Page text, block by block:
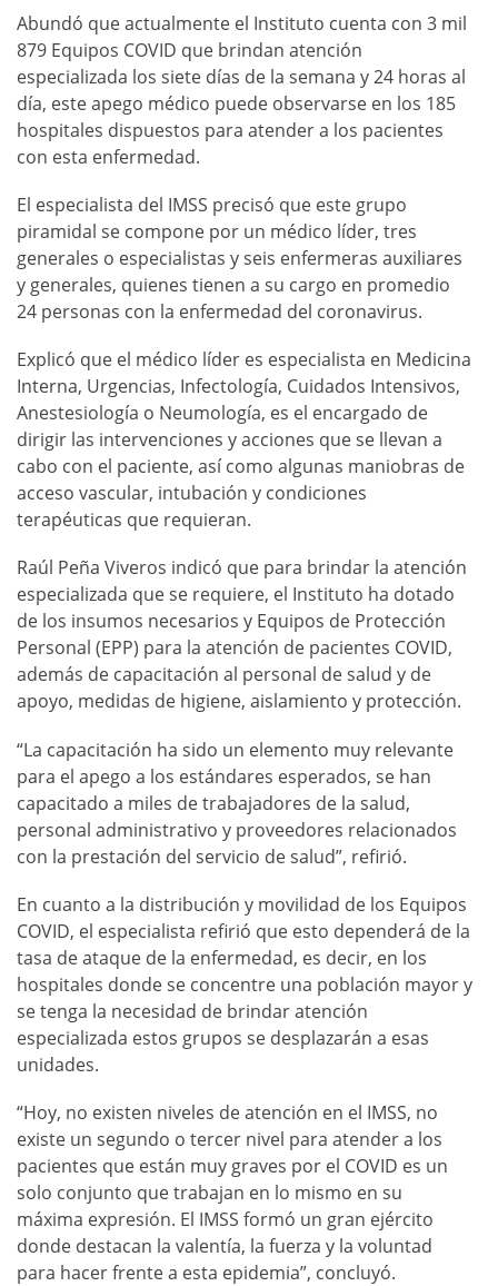
Abundó que actualmente el Instituto cuenta con 3 mil
879 Equipos COVID que brindan atención
especializada los siete días de la semana y 24 horas al
día, este apego médico puede observarse en los 185
hospitales dispuestos para atender a los pacientes
con esta enfermedad.
El especialista del IMSS precisó que este grupo
piramidal se compone por un médico líder, tres
generales o especialistas y seis enfermeras auxiliares
y generales, quienes tienen a su cargo en promedio
24 personas con la enfermedad del coronavirus.
Explicó que el médico líder es especialista en Medicina
Interna, Urgencias, Infectología, Cuidados Intensivos,
Anestesiología o Neumología, es el encargado de
dirigir las intervenciones y acciones que se llevan a
cabo con el paciente, así como algunas maniobras de
acceso vascular, intubación y condiciones
terapéuticas que requieran.
Raúl Peña Viveros indicó que para brindar la atención
especializada que se requiere, el Instituto ha dotado
de los insumos necesarios y Equipos de Protección
Personal (EPP) para la atención de pacientes COVID,
además de capacitación al personal de salud y de
apoyo, medidas de higiene, aislamiento y protección.
“La capacitación ha sido un elemento muy relevante
para el apego a los estándares esperados, se han
capacitado a miles de trabajadores de la salud,
personal administrativo y proveedores relacionados
con la prestación del servicio de salud”, refirió.
En cuanto a la distribución y movilidad de los Equipos
COVID, el especialista refirió que esto dependerá de la
tasa de ataque de la enfermedad, es decir, en los
hospitales donde se concentre una población mayor y
se tenga la necesidad de brindar atención
especializada estos grupos se desplazarán a esas
unidades.
“Hoy, no existen niveles de atención en el IMSS, no
existe un segundo o tercer nivel para atender a los
pacientes que están muy graves por el COVID es un
solo conjunto que trabajan en lo mismo en su
máxima expresión. El IMSS formó un gran ejército
donde destacan la valentía, la fuerza y la voluntad
para hacer frente a esta epidemia”, concluyó.